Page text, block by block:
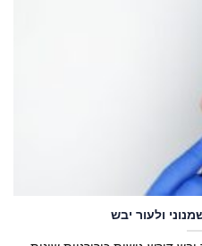
ולעור יבש